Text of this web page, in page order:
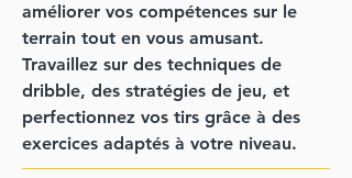
améliorer vos compétences sur le
terrain tout en vous amusant.
Travaillez sur des techniques de
dribble, des stratégies de jeu, et
perfectionnez vos tirs grâce à des
exercices adaptés à votre niveau.